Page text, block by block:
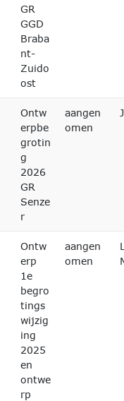
GR
GGD
Braba
nt-
Zuido
ost
Ontw
erpbe
grotin
g
2026
GR
Senze
r
aangen
omen
Ontw
erp
1e
begro
tings
wijzig
ing
2025
en
ontwe
rp
aangen
omen